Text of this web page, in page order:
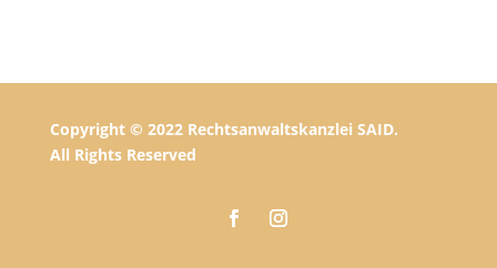
Copyright © 2022 Rechtsanwaltskanzlei SAID.
All Rights Reserved